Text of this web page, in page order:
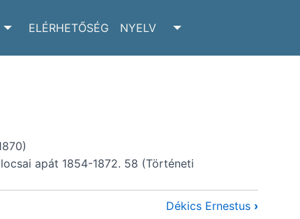
SUBMENU
TOGGLE ADATTÁR SUBMENU
ELÉRHETŐSÉG NYELV
apát 1854-1872. 58 (Történeti
Dékics Ernestus ›